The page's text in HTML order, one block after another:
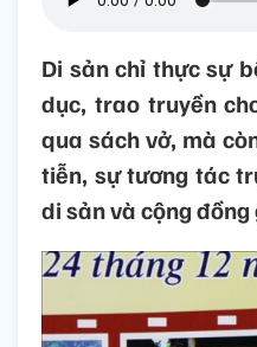
Di sản chỉ thực sự
dục, trao truyền
qua sách vở, mà
tiễn, sự tương tác
di sản và cộng